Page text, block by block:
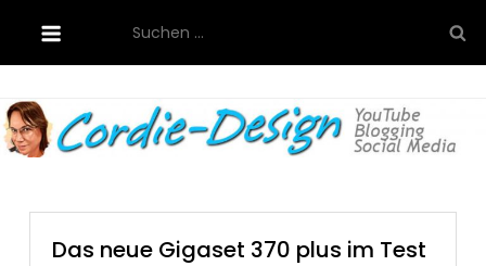
content
nach:
Cordie-Design
Das neue Gigaset 370 plus im Test